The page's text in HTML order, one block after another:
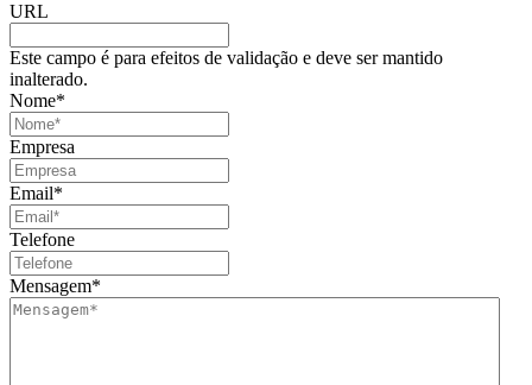
URL
Este campo é para efeitos de validação e deve ser mantido
inalterado.
Nome*
Empresa
Email*
Telefone
Mensagem*